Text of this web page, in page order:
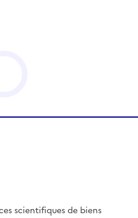
scientifiques de biens